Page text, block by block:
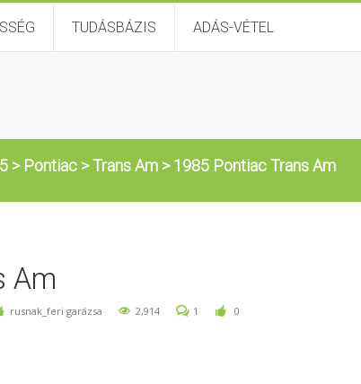
TUDÁSBÁZIS ADÁS-VÉTEL
> Pontiac >Trans Am >1985 Pontiac Trans Am
Am
rusnak_feri garázsa 2,914 1 0